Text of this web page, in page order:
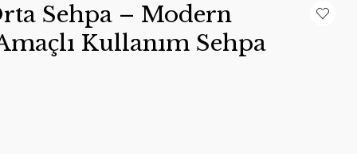
Sehpa – Modern
Kullanım Sehpa